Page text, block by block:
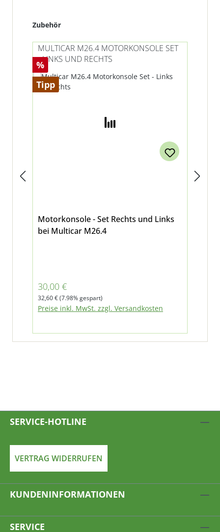
Produktgalerie überspringen
Zubehör
Rabatt
%
Tipp
MULTICAR M26.4 MOTORKONSOLE SET
- LINKS UND RECHTS
Motorkonsole - Set Rechts und Links
bei Multicar M26.4
Verkaufspreis:
30,00 €
Regulärer Preis:
32,60 €(7.98% gespart)
Preise inkl. MwSt. zzgl. Versandkosten
SERVICE-HOTLINE
VERTRAG WIDERRUFEN
KUNDENINFORMATIONEN
SERVICE